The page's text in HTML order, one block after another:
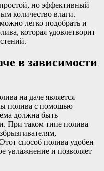
но эффективный
количество влаги.
легко подобрать и
которая удовлетворит
в зависимости
на даче является
полива с помощью
должна быть
При таком типе полива
способ полива удобен
увлажнение и позволяет